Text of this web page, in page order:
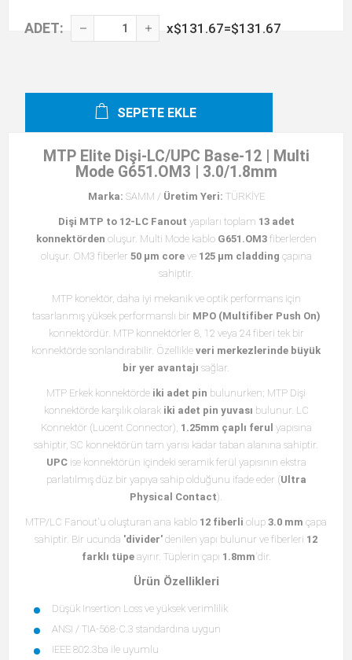
ADET: x$131.67=$131.67
SEPETE EKLE
MTP Elite Dişi-LC/UPC Base-12 | Multi
Mode G651.OM3 | 3.0/1.8mm
Marka: SAMM / Üretim Yeri: TÜRKİYE
Dişi MTP to 12-LC Fanout yapıları toplam 13 adet
konnektörden oluşur. Multi Mode kablo G651.OM3fiberlerden
oluşur. OM3 fiberler 50 µm coreve 125 µm cladding çapına
sahiptir.
MTP konektör, daha iyi mekanik ve optik performans için
tasarlanmış yüksek performanslı bir MPO (Multifiber Push On)
konnektördür. MTP konnektörler 8, 12 veya 24 fiberi tek bir
konnektörde sonlandırabilir. Özellikle veri merkezlerinde büyük
bir yer avantajı sağlar.
MTP Erkek konnektörde iki adet pin bulunurken; MTP Dişi
konnektörde karşılık olarak iki adet pin yuvası bulunur. LC
Konnektör (Lucent Connector), 1.25mm çaplı ferul yapısına
sahiptir, SC konnektörün tam yarısı kadar taban alanına sahiptir.
UPCise konnektörün içindeki seramik ferül yapısının ekstra
parlatılmış düz bir yapıya sahip olduğunu ifade eder (Ultra
Physical Contact).
MTP/LC Fanout'u oluşturan ana kablo 12 fiberli olup 3.0 mm çapa
sahiptir. Bir ucunda 'divider' denilen yapı bulunur ve fiberleri 12
farklı tüpeayırır. Tüplerin çapı 1.8mm'dir.
Ürün Özellikleri
Düşük Insertion Loss ve yüksek verimlilik
ANSI / TIA-568-C.3 standardına uygun
IEEE 802.3ba ile uyumlu